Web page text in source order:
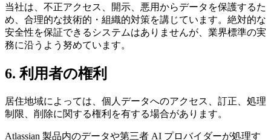
当社は、不正アクセス、開示、悪用からデータを保護するた
め、合理的な技術的・組織的対策を講じています。絶対的な
安全性を保証できるシステムはありませんが、業界標準の実
務に沿うよう努めています。
6. 利用者の権利
居住地域によっては、個人データへのアクセス、訂正、処理
制限、削除に関する権利を有する場合があります。
Atlassian 製品内のデータや第三者 AI プロバイダーが処理す